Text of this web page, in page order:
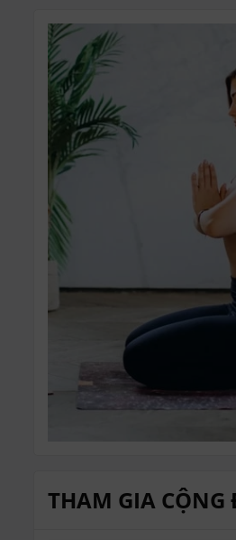
THAM GIA CỘNG